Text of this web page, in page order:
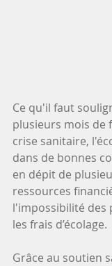
Ce qu'il faut
plusieurs mois de
crise sanitaire,
dans de bonnes
en dépit de
ressources
l'impossibilité des
les frais d’écolage.
Grâce au soutien